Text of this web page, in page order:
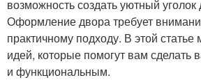
возможность создать уютный
Оформление двора требует
практичному подходу. В этой
идей, которые помогут вам сделать
и функциональным.